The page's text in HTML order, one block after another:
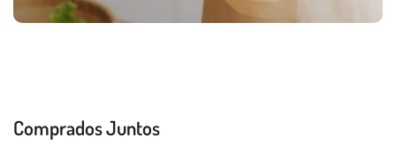
Comprados Juntos